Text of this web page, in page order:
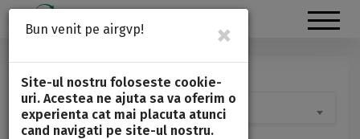
Locația
Toate
×
Bun venit pe airgvp!
Site-ul nostru foloseste cookie-
uri. Acestea ne ajuta sa va oferim o
experienta cat mai placuta atunci
cand navigati pe site-ul nostru.